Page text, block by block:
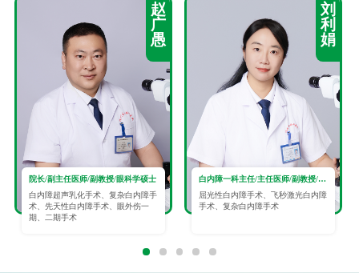
赵
广
愚
院长/副主任医师/副教授/眼科学硕士
白内障超声乳化手术、复杂白内障手
术、先天性白内障手术、眼外伤一
期、二期手术
刘
利
娟
白内障一科主任/主任医师/副教授/眼科学硕士
屈光性白内障手术、飞秒激光白内障
手术、复杂白内障手术